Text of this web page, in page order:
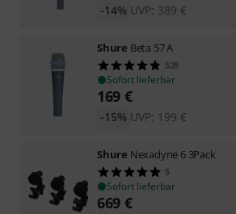
UVP: 389 €
-14%
Shure Beta 57 A
528
Sofort lieferbar
169 €
UVP: 199 €
-15%
Shure Nexadyne 6 3Pack
5
Sofort lieferbar
669 €